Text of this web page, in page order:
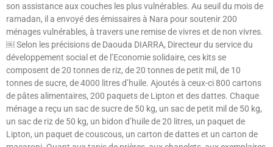
son assistance aux couches les plus vulnérables. Au seuil du mois de
ramadan, il a envoyé des émissaires à Nara pour soutenir 200
ménages vulnérables, à travers une remise de vivres et de non vivres.
￼ Selon les précisions de Daouda DIARRA, Directeur du service du
développement social et de l’Economie solidaire, ces kits se
composent de 20 tonnes de riz, de 20 tonnes de petit mil, de 10
tonnes de sucre, de 4000 litres d’huile. Ajoutés à ceux-ci 800 cartons
de pâtes alimentaires, 200 paquets de Lipton et des dattes. Chaque
ménage a reçu un sac de sucre de 50 kg, un sac de petit mil de 50 kg,
un sac de riz de 50 kg, un bidon d’huile de 20 litres, un paquet de
Lipton, un paquet de couscous, un carton de dattes et un carton de